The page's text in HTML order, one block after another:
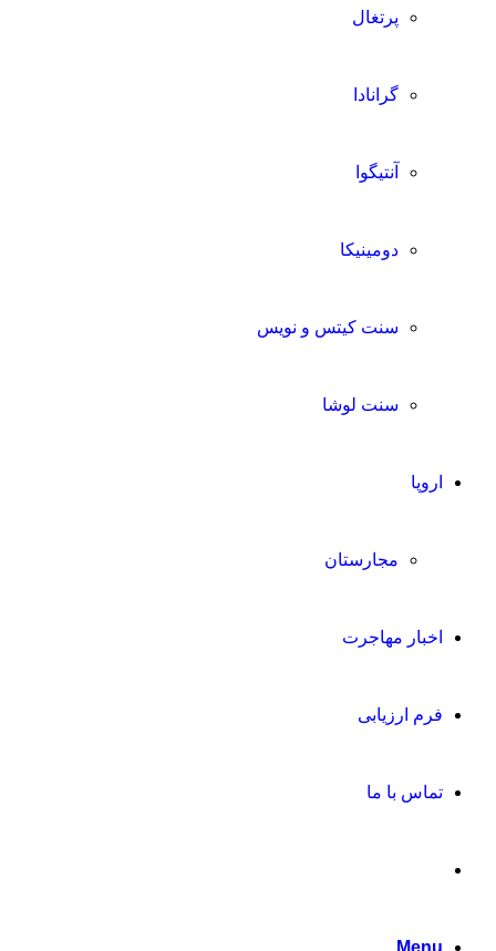
پرتغال
گرانادا
آنتیگوا
دومینیکا
سنت کیتس و نویس
سنت لوشا
اروپا
مجارستان
اخبار مهاجرت
فرم ارزیابی
تماس با ما
Menu